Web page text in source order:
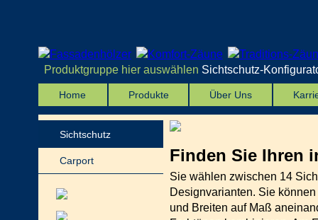
Produktgruppe hier auswählen Sichtschutz-
Home Produkte Über Uns
Sichtschutz
Carport Finden Sie Ihren
Sie wählen zwischen 14
Designvarianten. Sie
und Breiten auf Maß